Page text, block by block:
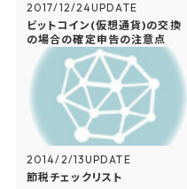
2017/12/24UPDATE
ビットコイン(仮想通貨)の交換
の場合の確定申告の注意点
2014/2/13UPDATE
節税チェックリスト